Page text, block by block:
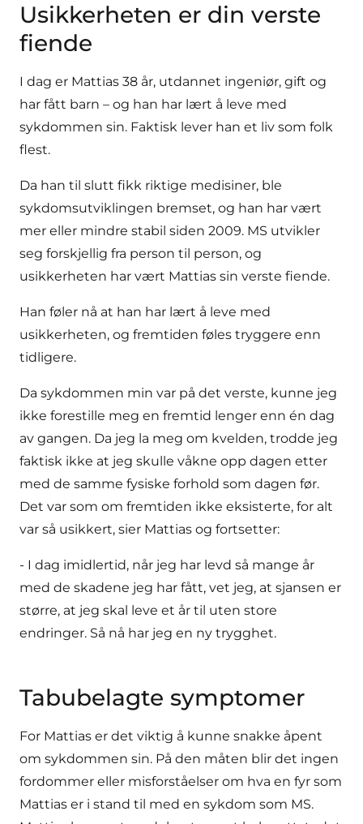
Usikkerheten er din verste
fiende
I dag er Mattias 38 år, utdannet ingeniør, gift og
har fått barn – og han har lært å leve med
sykdommen sin. Faktisk lever han et liv som folk
flest.
Da han til slutt fikk riktige medisiner, ble
sykdomsutviklingen bremset, og han har vært
mer eller mindre stabil siden 2009. MS utvikler
seg forskjellig fra person til person, og
usikkerheten har vært Mattias sin verste fiende.
Han føler nå at han har lært å leve med
usikkerheten, og fremtiden føles tryggere enn
tidligere.
Da sykdommen min var på det verste, kunne jeg
ikke forestille meg en fremtid lenger enn én dag
av gangen. Da jeg la meg om kvelden, trodde jeg
faktisk ikke at jeg skulle våkne opp dagen etter
med de samme fysiske forhold som dagen før.
Det var som om fremtiden ikke eksisterte, for alt
var så usikkert, sier Mattias og fortsetter:
- I dag imidlertid, når jeg har levd så mange år
med de skadene jeg har fått, vet jeg, at sjansen er
større, at jeg skal leve et år til uten store
endringer. Så nå har jeg en ny trygghet.
Tabubelagte symptomer
For Mattias er det viktig å kunne snakke åpent
om sykdommen sin. På den måten blir det ingen
fordommer eller misforståelser om hva en fyr som
Mattias er i stand til med en sykdom som MS.